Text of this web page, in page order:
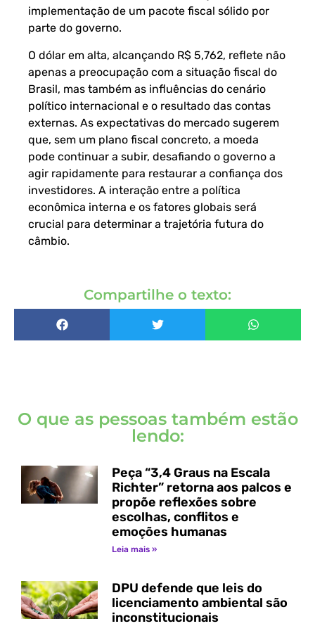
implementação de um pacote fiscal sólido por
parte do governo.
O dólar em alta, alcançando R$ 5,762, reflete não
apenas a preocupação com a situação fiscal do
Brasil, mas também as influências do cenário
político internacional e o resultado das contas
externas. As expectativas do mercado sugerem
que, sem um plano fiscal concreto, a moeda
pode continuar a subir, desafiando o governo a
agir rapidamente para restaurar a confiança dos
investidores. A interação entre a política
econômica interna e os fatores globais será
crucial para determinar a trajetória futura do
câmbio.
Compartilhe o texto:
O que as pessoas também estão
lendo:
Peça “3,4 Graus na Escala
Richter” retorna aos palcos e
propõe reflexões sobre
escolhas, conflitos e
emoções humanas
Leia mais »
DPU defende que leis do
licenciamento ambiental são
inconstitucionais